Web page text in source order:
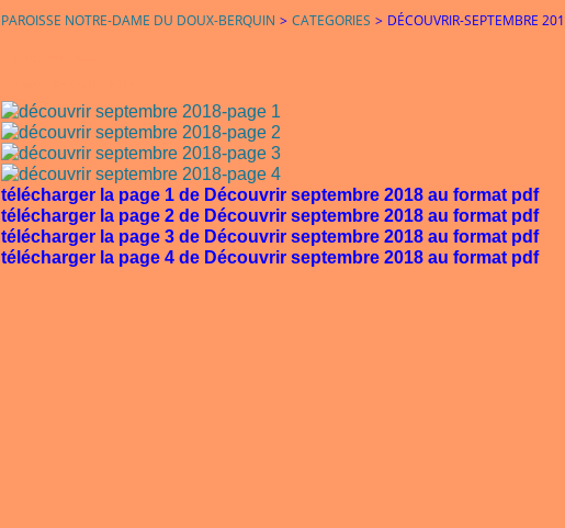
PAROISSE NOTRE-DAME DU DOUX-BERQUIN > CATEGORIES > DÉCOUVRIR-SEPTEMBRE
télécharger la page 1 de Découvrir septembre 2018 au format pdf
télécharger la page 2 de Découvrir septembre 2018 au format pdf
télécharger la page 3 de Découvrir septembre 2018 au format pdf
télécharger la page 4 de Découvrir septembre 2018 au format pdf